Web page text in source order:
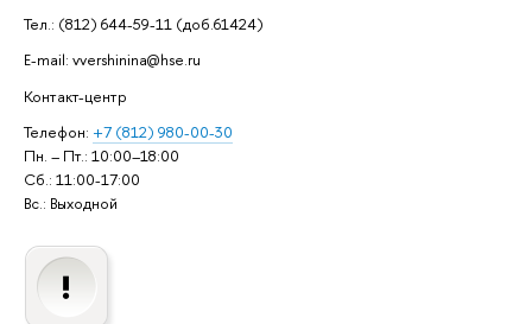
Тел.: (812) 644-59-11 (доб.61424)
E-mail: vvershinina@hse.ru
Контакт-центр
Телефон: +7 (812) 980-00-30
Пн. – Пт.: 10:00–18:00
Сб.: 11:00-17:00
Вс.: Выходной